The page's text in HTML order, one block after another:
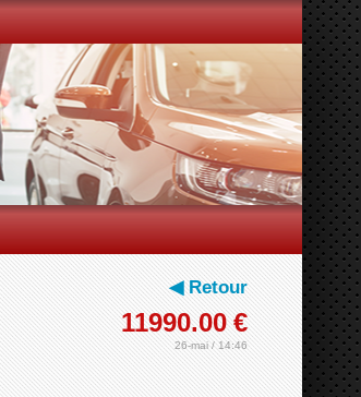
◀ Retour
11990.00 €
26-mai / 14:46